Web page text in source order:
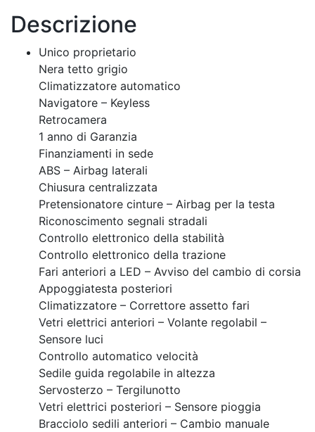
Descrizione
Unico proprietario
Nera tetto grigio
Climatizzatore automatico
Navigatore – Keyless
Retrocamera
1 anno di Garanzia
Finanziamenti in sede
ABS – Airbag laterali
Chiusura centralizzata
Pretensionatore cinture – Airbag per la testa
Riconoscimento segnali stradali
Controllo elettronico della stabilità
Controllo elettronico della trazione
Fari anteriori a LED – Avviso del cambio di corsia
Appoggiatesta posteriori
Climatizzatore – Correttore assetto fari
Vetri elettrici anteriori – Volante regolabil –
Sensore luci
Controllo automatico velocità
Sedile guida regolabile in altezza
Servosterzo – Tergilunotto
Vetri elettrici posteriori – Sensore pioggia
Bracciolo sedili anteriori – Cambio manuale